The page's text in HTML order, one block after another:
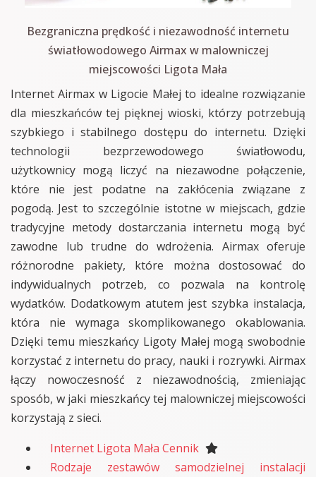
Bezgraniczna prędkość i niezawodność internetu
światłowodowego Airmax w malowniczej
miejscowości Ligota Mała
Internet Airmax w Ligocie Małej to idealne rozwiązanie
dla mieszkańców tej pięknej wioski, którzy potrzebują
szybkiego i stabilnego dostępu do internetu. Dzięki
technologii bezprzewodowego światłowodu,
użytkownicy mogą liczyć na niezawodne połączenie,
które nie jest podatne na zakłócenia związane z
pogodą. Jest to szczególnie istotne w miejscach, gdzie
tradycyjne metody dostarczania internetu mogą być
zawodne lub trudne do wdrożenia. Airmax oferuje
różnorodne pakiety, które można dostosować do
indywidualnych potrzeb, co pozwala na kontrolę
wydatków. Dodatkowym atutem jest szybka instalacja,
która nie wymaga skomplikowanego okablowania.
Dzięki temu mieszkańcy Ligoty Małej mogą swobodnie
korzystać z internetu do pracy, nauki i rozrywki. Airmax
łączy nowoczesność z niezawodnością, zmieniając
sposób, w jaki mieszkańcy tej malowniczej miejscowości
korzystają z sieci.
Internet Ligota Mała Cennik
Rodzaje zestawów samodzielnej instalacji